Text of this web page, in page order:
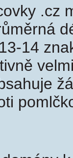
.cz
14